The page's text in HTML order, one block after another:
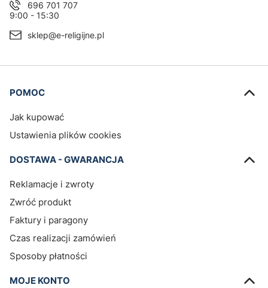
696 701 707
9:00 - 15:30
sklep@e-religijne.pl
Linki w stopce
POMOC
Jak kupować
Ustawienia plików cookies
DOSTAWA - GWARANCJA
Reklamacje i zwroty
Zwróć produkt
Faktury i paragony
Czas realizacji zamówień
Sposoby płatności
MOJE KONTO